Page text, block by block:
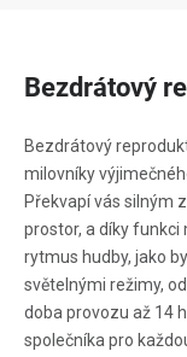
Bezdrátový
Bezdrátový
milovníky
Překvapí vás silným
prostor, a díky
rytmus hudby, jako
světelnými režimy,
doba provozu až 14
společníka pro